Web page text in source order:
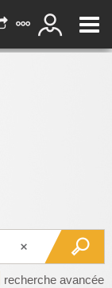
recherche avancée